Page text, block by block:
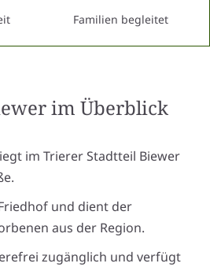
Familien begleitet
im Überblick
im Trierer Stadtteil Biewer
und dient der
aus der Region.
zugänglich und verfügt